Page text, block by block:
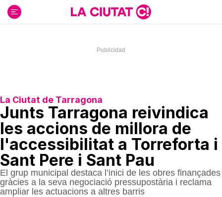
contenido
La Ciutat de Tarragona
Junts Tarragona reivindica
les accions de millora de
l'accessibilitat a Torreforta i
Sant Pere i Sant Pau
El grup municipal destaca l’inici de les obres finançades
gràcies a la seva negociació pressupostària i reclama
ampliar les actuacions a altres barris